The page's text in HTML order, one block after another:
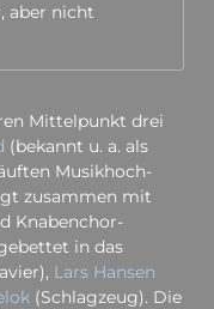
aber nicht
Mittelpunkt drei
(bekannt u. a. als
Musik­hoch­
zusammen mit
Knabenchor-
in das
Lars Hansen
(Schlagzeug). Die